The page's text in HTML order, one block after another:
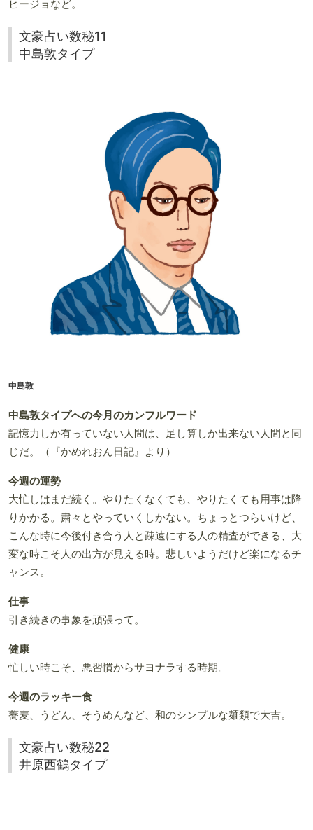
ヒージョなど。
文豪占い数秘11
中島敦タイプ
中島敦
中島敦タイプへの今月のカンフルワード
記憶力しか有っていない人間は、足し算しか出来ない人間と同
じだ。（『かめれおん日記』より）
今週の運勢
大忙しはまだ続く。やりたくなくても、やりたくても用事は降
りかかる。粛々とやっていくしかない。ちょっとつらいけど、
こんな時に今後付き合う人と疎遠にする人の精査ができる、大
変な時こそ人の出方が見える時。悲しいようだけど楽になるチ
ャンス。
仕事
引き続きの事象を頑張って。
健康
忙しい時こそ、悪習慣からサヨナラする時期。
今週のラッキー食
蕎麦、うどん、そうめんなど、和のシンプルな麺類で大吉。
文豪占い数秘22
井原西鶴タイプ